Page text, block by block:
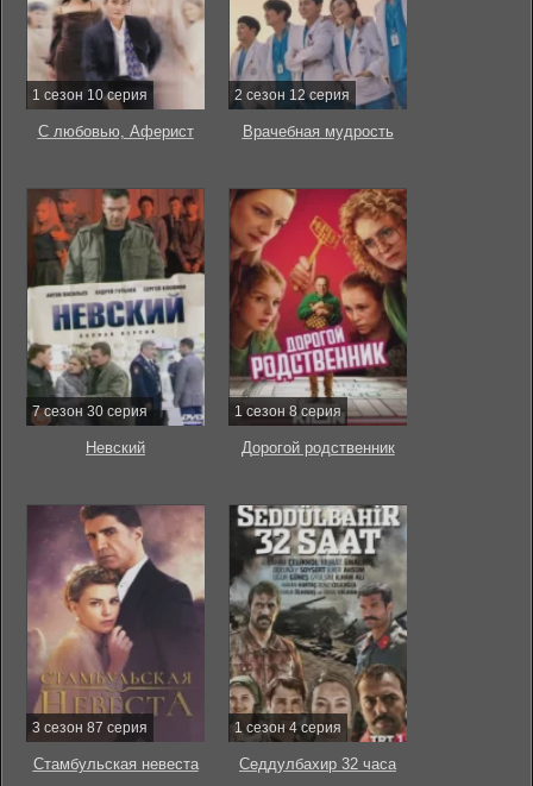
1 сезон 10 серия
С любовью, Аферист
2 сезон 12 серия
Врачебная мудрость
7 сезон 30 серия
Невский
1 сезон 8 серия
Дорогой родственник
3 сезон 87 серия
Стамбульская невеста
1 сезон 4 серия
Седдулбахир 32 часа